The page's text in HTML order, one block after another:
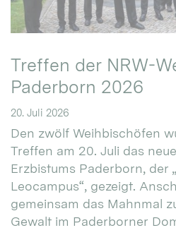
Treffen der NRW-
Paderborn 2026
20. Juli 2026
Den zwölf Weihbischöfen
Treffen am 20. Juli das
Erzbistums Paderborn, der
Leocampus“, gezeigt.
gemeinsam das Mahnmal
Gewalt im Paderborner